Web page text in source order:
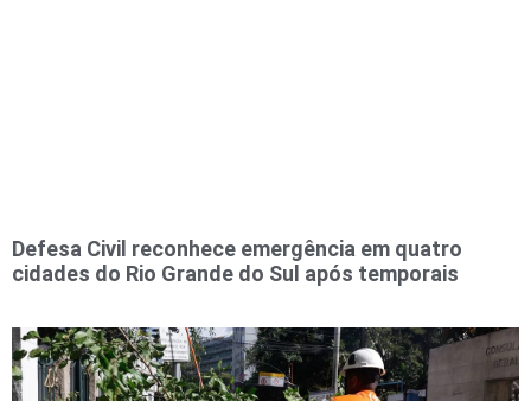
Defesa Civil reconhece emergência em quatro
cidades do Rio Grande do Sul após temporais